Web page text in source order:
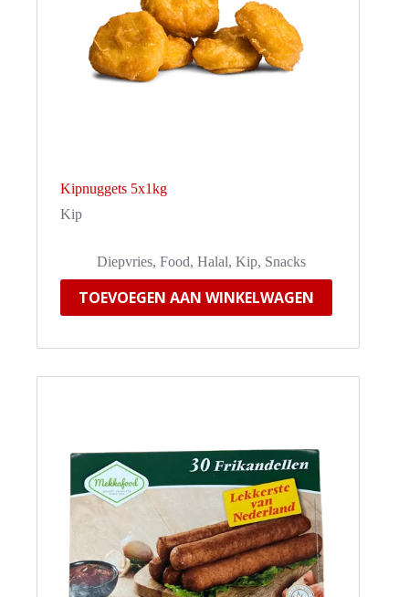
Kipnuggets 5x1kg
Kip
Diepvries, Food, Halal, Kip, Snacks
TOEVOEGEN AAN WINKELWAGEN